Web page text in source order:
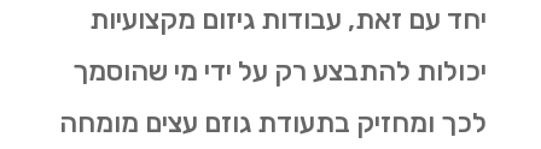
יחד עם זאת, עבודות גיזום מקצועיות
יכולות להתבצע רק על ידי מי שהוסמך
לכך ומחזיק בתעודת גוזם עצים מומחה